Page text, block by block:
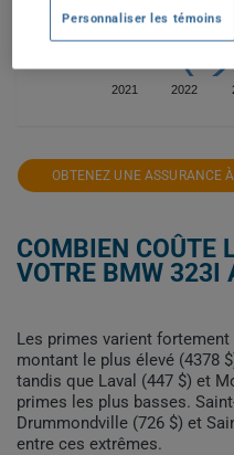
2021 2022
2 000$
OBTENEZ UNE ASSURANCE
COMBIEN COÛTE
VOTRE BMW 323I
Les primes varient
montant le plus élevé (4378
tandis que Laval (447 $) et
primes les plus basses.
Drummondville (726 $) et
entre ces extrêmes.
Personnaliser les témoins